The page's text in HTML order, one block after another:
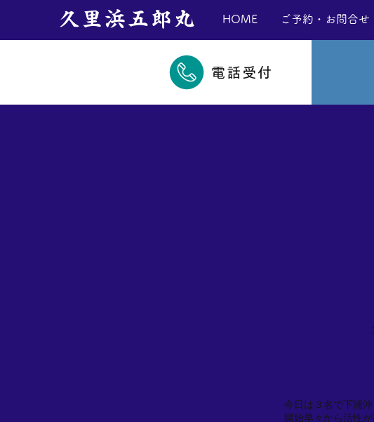
​久里浜五郎丸 HOME ご予約・お問合せ
電話受付
今日は３名で下浦
開始早々から活性